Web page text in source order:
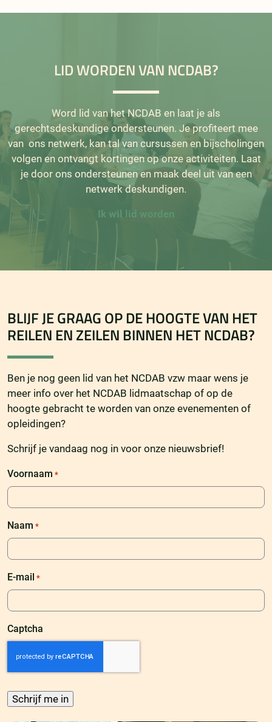
LID WORDEN VAN NCDAB?
Word lid van hetNCDAB en laat je als
gerechtsdeskundige ondersteunen. Je profiteert mee
van ons netwerk, kan tal van cursussen en bijscholingen
volgen en ontvangt kortingen op onze activiteiten. Laat
je door ons ondersteunen en maak deel uit van een
netwerk deskundigen.
Ik wil lid worden
BLIJF JE GRAAG OP DE HOOGTE VAN HET
REILEN EN ZEILEN BINNEN HET NCDAB?
Ben je nog geen lid van het NCDAB vzw maar wens je
meer info over het NCDAB lidmaatschap of op de
hoogte gebracht te worden van onze evenementen of
opleidingen?
Schrijf je vandaag nog in voor onze nieuwsbrief!
Voornaam *
Naam *
E-mail *
Captcha